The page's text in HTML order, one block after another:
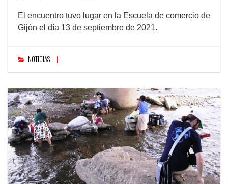
El encuentro tuvo lugar en la Escuela de comercio de
Gijón el día 13 de septiembre de 2021.
NOTICIAS